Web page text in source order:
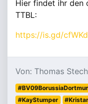
Hier findet ihr den
TTBL:
https://is.gd/
Von: Thomas
#KayStumper